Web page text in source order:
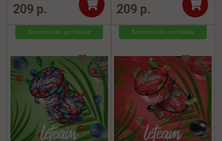
209 р. 209 р.
Бесплатная доставка Бесплатная доставка